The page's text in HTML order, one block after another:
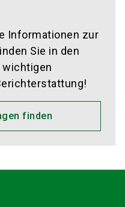
Informationen zur
Sie in den
finden